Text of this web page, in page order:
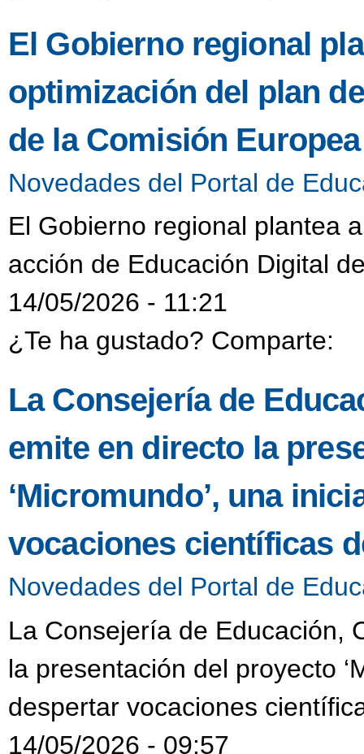
El Gobierno regional
optimización del plan
de la Comisión Europea
Novedades del Portal de
El Gobierno regional plantea
acción de Educación Digital
14/05/2026 - 11:21
¿Te ha gustado? Comparte:
La Consejería de
emite en directo la
‘Micromundo’, una
vocaciones científicas
Novedades del Portal de
La Consejería de Educación,
la presentación del proyecto
despertar vocaciones
14/05/2026 - 09:57